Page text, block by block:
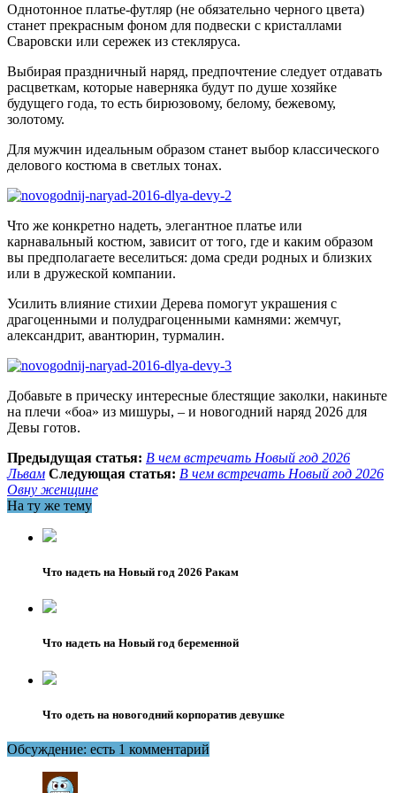
Однотонное платье-футляр (не обязательно черного цвета)
станет прекрасным фоном для подвески с кристаллами
Сваровски или сережек из стекляруса.
Выбирая праздничный наряд, предпочтение следует отдавать
расцветкам, которые наверняка будут по душе хозяйке
будущего года, то есть бирюзовому, белому, бежевому,
золотому.
Для мужчин идеальным образом станет выбор классического
делового костюма в светлых тонах.
Что же конкретно надеть, элегантное платье или
карнавальный костюм, зависит от того, где и каким образом
вы предполагаете веселиться: дома среди родных и близких
или в дружеской компании.
Усилить влияние стихии Дерева помогут украшения с
драгоценными и полудрагоценными камнями: жемчуг,
александрит, авантюрин, турмалин.
Добавьте в прическу интересные блестящие заколки, накиньте
на плечи «боа» из мишуры, – и новогодний наряд 2026 для
Девы готов.
Предыдущая статья: В чем встречать Новый год 2026
Львам Следующая статья: В чем встречать Новый год 2026
Овну женщине
На ту же тему
Что надеть на Новый год 2026 Ракам
Что надеть на Новый год беременной
Что одеть на новогодний корпоратив девушке
Обсуждение: есть 1 комментарий